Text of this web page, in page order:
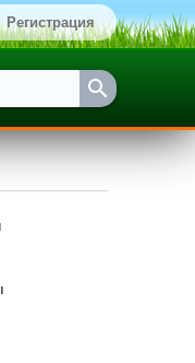
Регистрация